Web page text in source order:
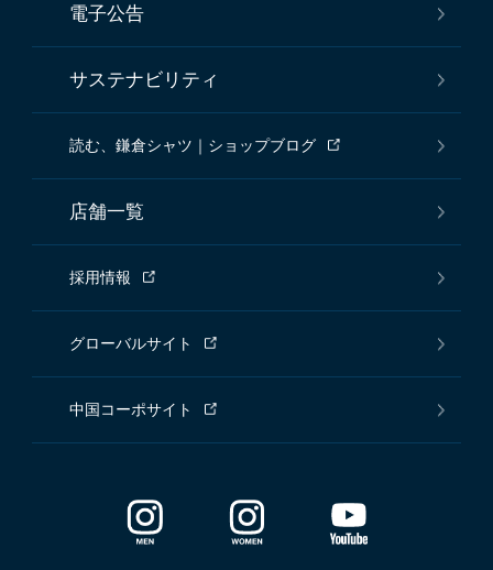
電子公告
サステナビリティ
読む、鎌倉シャツ｜ショップブログ
店舗一覧
採用情報
グローバルサイト
中国コーポサイト